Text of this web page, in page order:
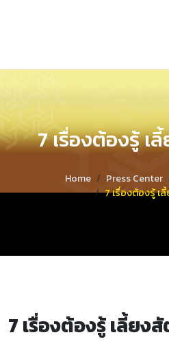
7 เรื่องต้องรู้ เ
Home Press Center
7 เรื่องต้องรู้ เ
7 เรื่องต้องรู้ เลี้ยง